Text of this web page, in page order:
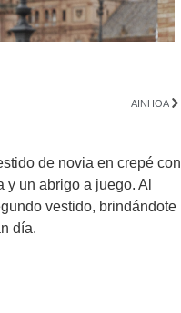
AINHOA
de novia en crepé con
un abrigo a juego. Al
vestido, brindándote
día.